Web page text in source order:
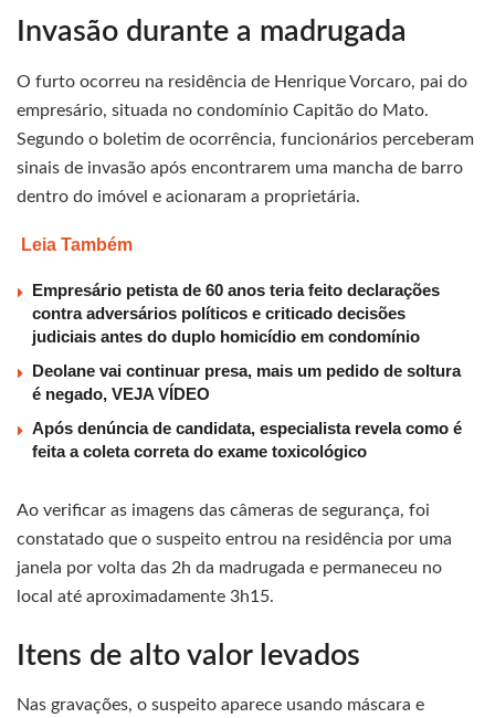
Invasão durante a madrugada
O furto ocorreu na residência de Henrique Vorcaro, pai do
empresário, situada no condomínio Capitão do Mato.
Segundo o boletim de ocorrência, funcionários perceberam
sinais de invasão após encontrarem uma mancha de barro
dentro do imóvel e acionaram a proprietária.
Leia Também
Empresário petista de 60 anos teria feito declarações
contra adversários políticos e criticado decisões
judiciais antes do duplo homicídio em condomínio
Deolane vai continuar presa, mais um pedido de soltura
é negado, VEJA VÍDEO
Após denúncia de candidata, especialista revela como é
feita a coleta correta do exame toxicológico
Ao verificar as imagens das câmeras de segurança, foi
constatado que o suspeito entrou na residência por uma
janela por volta das 2h da madrugada e permaneceu no
local até aproximadamente 3h15.
Itens de alto valor levados
Nas gravações, o suspeito aparece usando máscara e